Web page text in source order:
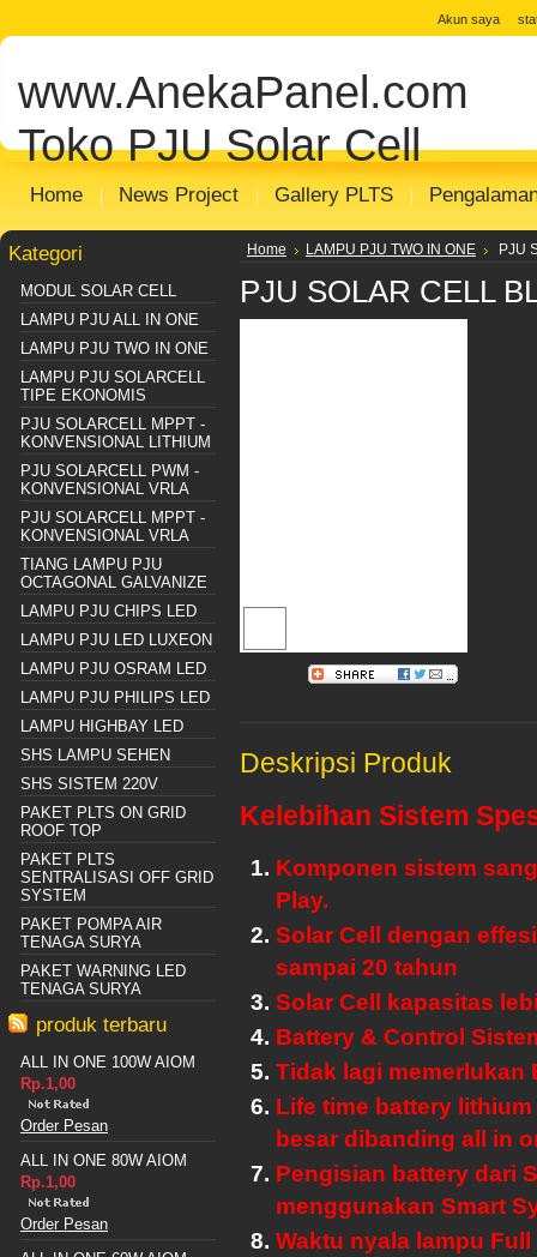
Distributor Solar Cell
Panel
panel surya Distributor PJU Surya
Sentralisasi Distributor SHS SISTEM
Akun saya
www.AnekaPanel.com
Toko PJU Solar Cell
Home News Project Gallery PLTS
Kategori
MODUL SOLAR CELL
LAMPU PJU ALL IN ONE
LAMPU PJU TWO IN ONE
LAMPU PJU SOLARCELL
TIPE EKONOMIS
PJU SOLARCELL MPPT -
KONVENSIONAL LITHIUM
PJU SOLARCELL PWM -
KONVENSIONAL VRLA
PJU SOLARCELL MPPT -
KONVENSIONAL VRLA
TIANG LAMPU PJU
OCTAGONAL GALVANIZE
LAMPU PJU CHIPS LED
LAMPU PJU LED LUXEON
LAMPU PJU OSRAM LED
LAMPU PJU PHILIPS LED
LAMPU HIGHBAY LED
SHS LAMPU SEHEN
SHS SISTEM 220V
PAKET PLTS ON GRID
ROOF TOP
PAKET PLTS
SENTRALISASI OFF GRID
SYSTEM
PAKET POMPA AIR
TENAGA SURYA
PAKET WARNING LED
TENAGA SURYA
produk terbaru
ALL IN ONE 100W AIOM
Rp.1,00
Order Pesan
ALL IN ONE 80W AIOM
Rp.1,00
Order Pesan
Home LAMPU PJU TWO IN ONE PJU
PJU SOLAR CELL
Deskripsi Produk
Kelebihan Sistem
Komponen sistem
Play.
Solar Cell dengan
sampai 20 tahun
Solar Cell
kapasitas
Battery & Control
Tidak lagi memerlukan
Life time battery
besar dibanding all in
Pengisian battery dari
menggunakan Smart
Waktu nyala lampu